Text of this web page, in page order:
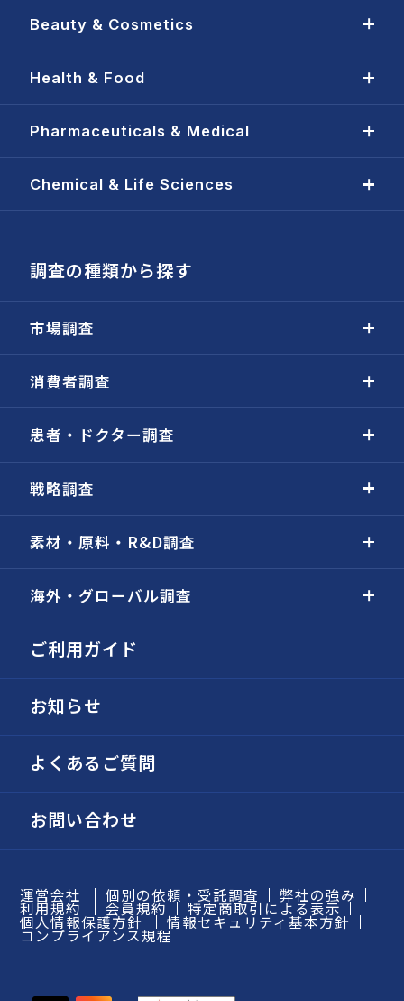
Beauty & Cosmetics
Health & Food
Pharmaceuticals & Medical
Chemical & Life Sciences
調査の種類から探す
市場調査
消費者調査
患者・ドクター調査
戦略調査
素材・原料・R&D調査
海外・グローバル調査
ご利用ガイド
お知らせ
よくあるご質問
お問い合わせ
運営会社 個別の依頼・受託調査 弊社の強み
利用規約 会員規約 特定商取引による表示
個人情報保護方針 情報セキュリティ基本方針
コンプライアンス規程